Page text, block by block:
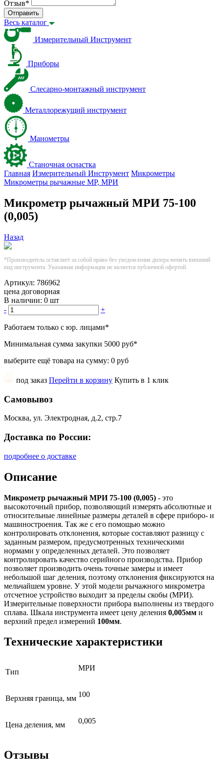
Отзыв*
Отправить
Весь каталог
Измерительный Инструмент
Приборы
Слесарно-монтажный инструмент
Металлорежущий инструмент
Манометры
Станочная оснастка
Главная Измерительный Инструмент Микрометры
Микрометры рычажные МР, МРИ
Микрометр рычажный МРИ 75-100
(0,005)
Назад
*Производитель оставляет за собой право без уведомления дилера менять внешний
вид инструмента. Указанная информация не является публичной офертой.
Артикул: 786962
цена договорная
В наличии: 0 шт
-
+
Работаем только с юр. лицами*
Минимальная сумма закупки 5000 руб*
выберите ещё товара на сумму: 0 руб
под заказ Перейти в корзину Купить в 1 клик
Самовывоз
Москва, ул. Электродная, д.2, стр.7
Доставка по России:
подробнее о доставке
Описание
Микрометр рычажный МРИ 75-100 (0,005) - это
высокоточный прибор, позволяющий измерять абсолютные и
относительные линейные размеры деталей в сфере приборо- и
машиностроения. Так же с его помощью можно
контролировать отклонения, которые составляют разницу с
заданным размером, предусмотренных техническими
нормами у определенных деталей. Это позволяет
контролировать качество серийного производства. Прибор
позволяет производить очень точные замеры и имеет
небольшой шаг деления, поэтому отклонения фиксируются на
мельчайшем уровне. У этой модели рычажного микрометра
отсчетное устройство выходит за пределы скобы (МРИ).
Измерительные поверхности прибора выполнены из твердого
сплава. Шкала инструмента имеет цену деления 0,005мм и
верхний предел измерений 100мм.
Технические характеристики
Тип МРИ
Верхняя граница, мм 100
Цена деления, мм 0,005
Отзывы